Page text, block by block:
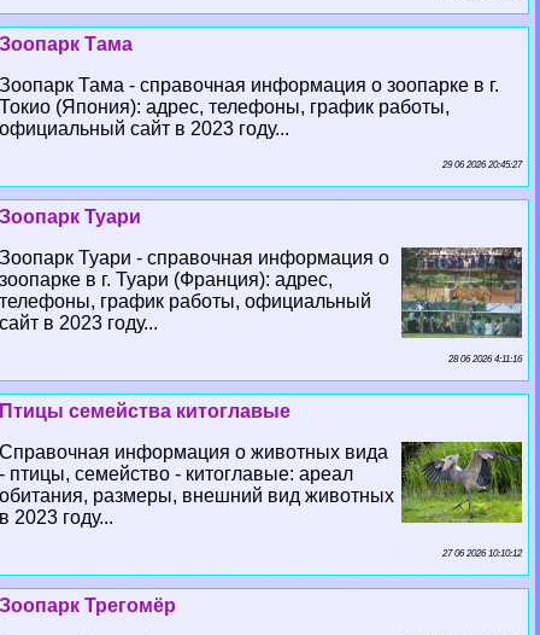
Зоопарк Тама
Зоопарк Тама - справочная информация о зоопарке в г.
Токио (Япония): адрес, телефоны, график работы,
официальный сайт в 2023 году...
29 06 2026 20:45:27
Зоопарк Туари
Зоопарк Туари - справочная информация о
зоопарке в г. Туари (Франция): адрес,
телефоны, график работы, официальный
сайт в 2023 году...
28 06 2026 4:11:16
Птицы семейства китоглавые
Справочная информация о животных вида
- птицы, семейство - китоглавые: ареал
обитания, размеры, внешний вид животных
в 2023 году...
27 06 2026 10:10:12
Зоопарк Трегомёр